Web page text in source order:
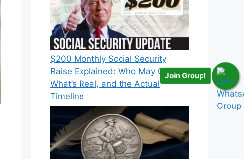
$200 Monthly Social Security
Raise Explained: Who May Qualify,
What’s Real, and the Actual
Timeline
Join Group!